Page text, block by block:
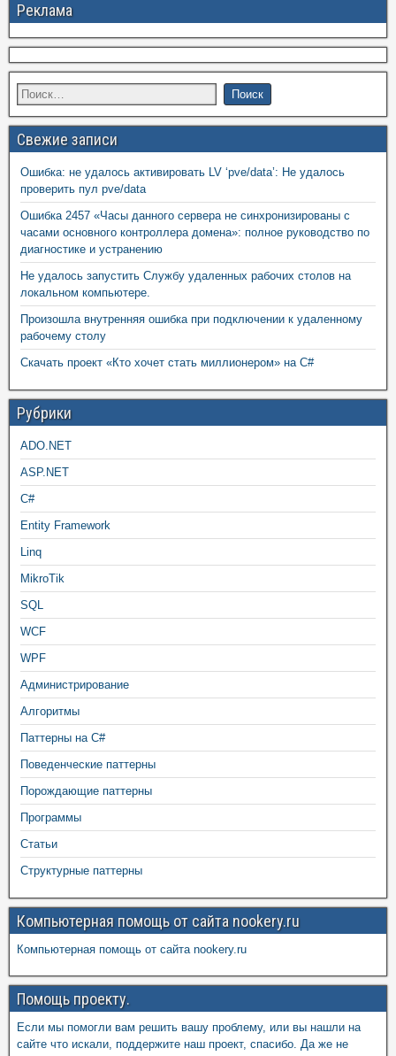
Реклама
Свежие записи
Ошибка: не удалось активировать LV ‘pve/data’: Не удалось
проверить пул pve/data
Ошибка 2457 «Часы данного сервера не синхронизированы с
часами основного контроллера домена»: полное руководство по
диагностике и устранению
Не удалось запустить Службу удаленных рабочих столов на
локальном компьютере.
Произошла внутренняя ошибка при подключении к удаленному
рабочему столу
Скачать проект «Кто хочет стать миллионером» на C#
Рубрики
ADO.NET
ASP.NET
C#
Entity Framework
Linq
MikroTik
SQL
WCF
WPF
Администрирование
Алгоритмы
Паттерны на C#
Поведенческие паттерны
Порождающие паттерны
Программы
Статьи
Структурные паттерны
Компьютерная помощь от сайта nookery.ru
Компьютерная помощь от сайта nookery.ru
Помощь проекту.
Если мы помогли вам решить вашу проблему, или вы нашли на
сайте что искали, поддержите наш проект, спасибо. Да же не